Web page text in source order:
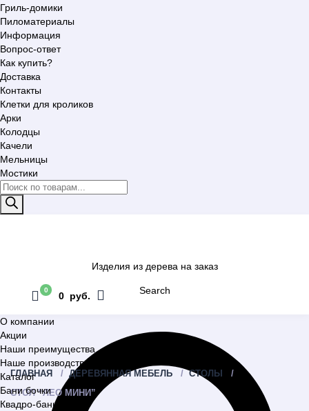
Гриль-домики
Пиломатериалы
Информация
Вопрос-ответ
Как купить?
Доставка
Контакты
Клетки для кроликов
Арки
Колодцы
Качели
Мельницы
Мостики
Поиск
товаров
Изделия из дерева на заказ
Search
0
0 руб.
О компании
Акции
Наши преимущества
Наше производство
Каталог
Бани бочки
Квадро-бани
ГЛАВНАЯ ДЕРЕВЯННАЯ МЕБЕЛЬ
СТОЛЫ
СТОЛ “ЛЕО МИНИ”